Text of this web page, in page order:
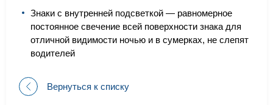
Знаки с внутренней подсветкой — равномерное
постоянное свечение всей поверхности знака для
отличной видимости ночью и в сумерках, не слепят
водителей
Вернуться к списку